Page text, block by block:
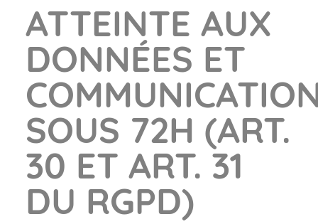
ATTEINTE AUX
DONNÉES ET
SOUS 72H (ART.
30 ET ART. 31
DU RGPD)